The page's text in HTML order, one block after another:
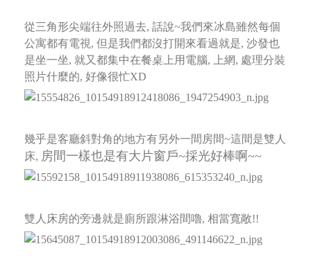
從三角形尖端往外照過去, 話說~我們來冰島雖然每個
公寓都有電視, 但是我們都沒打開來看過就是, 沙發也
是坐一坐, 就又都集中在餐桌上用電腦, 上網, 處理分裝
照片什麼的, 好像很忙XD
幾乎是客廳斜對角的地方有另外一間房間~這間是雙人
床, 房間一樣也是有大片窗戶~採光好棒啊~~
雙人床房的旁邊就是廁所跟淋浴間嚕, 相當寬敞!!